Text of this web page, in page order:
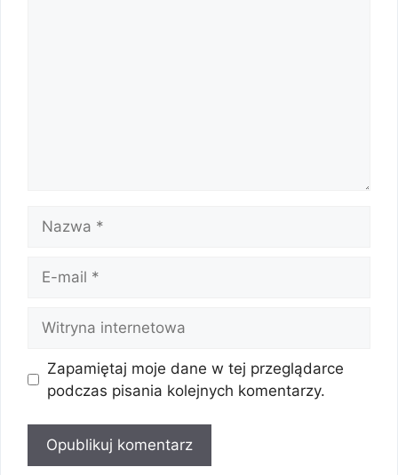
mail
internetowa
Zapamiętaj moje dane w tej przeglądarce
podczas pisania kolejnych komentarzy.